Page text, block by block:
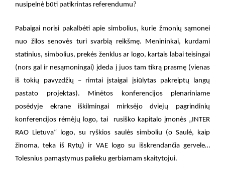
nusipelnė būti patikrintas referendumu?
Pabaigai norisi pakalbėti apie simbolius, kurie žmonių sąmonei
nuo žilos senovės turi svarbią reikšmę. Menininkai, kurdami
statinius, simbolius, prekės ženklus ar logo, kartais labai teisingai
(nors gal ir nesąmoningai) įdeda į juos tam tikrą prasmę (vienas
iš tokių pavyzdžių – rimtai įstaigai įsiūlytas pakreiptų langų
pastato projektas). Minėtos konferencijos plenariniame
posėdyje ekrane iškilmingai mirksėjo dviejų pagrindinių
konferencijos rėmėjų logo, tai
rusiško kapitalo įmonės „INTER
RAO Lietuva“ logo, su ryškios saulės simboliu (o Saulė, kaip
žinoma, teka iš Rytų) ir VAE logo su išskrendančia gervele…
Tolesnius pamąstymus palieku gerbiamam skaitytojui.